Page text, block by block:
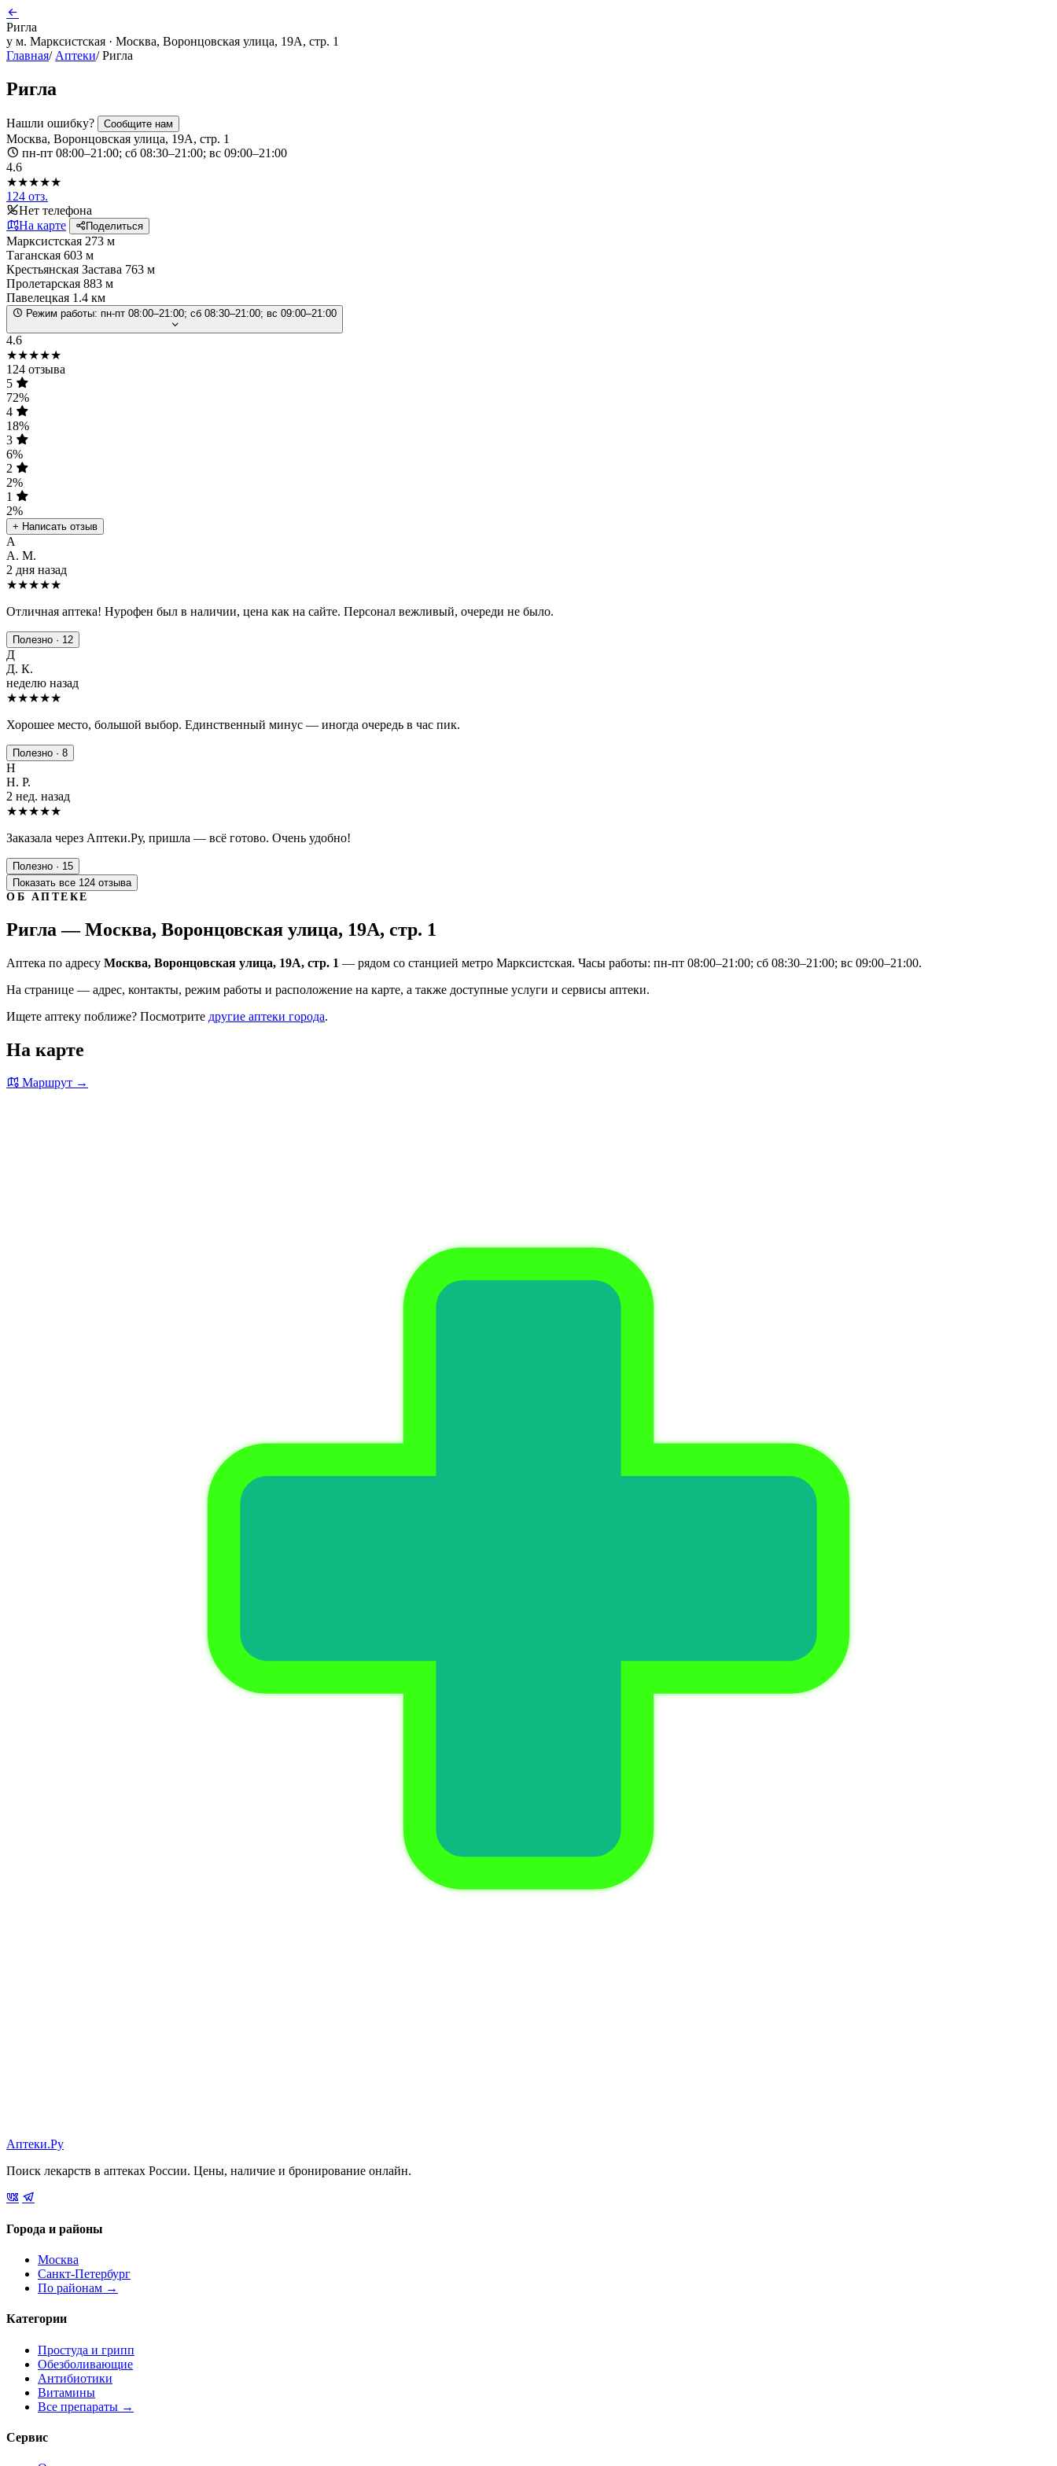
Ригла
у м. Марксистская · Москва, Воронцовская улица, 19А, стр. 1
Главная/ Аптеки/ Ригла
Ригла
Нашли ошибку? Сообщите нам
Москва, Воронцовская улица, 19А, стр. 1
пн-пт 08:00–21:00; сб 08:30–21:00; вс 09:00–21:00
4.6
★★★★★
124 отз.
Нет телефона
На карте
Поделиться
Марксистская 273 м
Таганская 603 м
Крестьянская Застава 763 м
Пролетарская 883 м
Павелецкая 1.4 км
Режим работы: пн-пт 08:00–21:00; сб 08:30–21:00; вс 09:00–21:00
4.6
★★★★★
124 отзыва
5
72%
4
18%
3
6%
2
2%
1
2%
+ Написать отзыв
А
А. М.
2 дня назад
★★★★★
Отличная аптека! Нурофен был в наличии, цена как на сайте. Персонал вежливый, очереди не было.
Полезно · 12
Д
Д. К.
неделю назад
★★★★★
Хорошее место, большой выбор. Единственный минус — иногда очередь в час пик.
Полезно · 8
Н
Н. Р.
2 нед. назад
★★★★★
Заказала через Аптеки.Ру, пришла — всё готово. Очень удобно!
Полезно · 15
Показать все 124 отзыва
ОБ АПТЕКЕ
Ригла — Москва, Воронцовская улица, 19А, стр. 1
Аптека по адресу Москва, Воронцовская улица, 19А, стр. 1 — рядом со станцией метро Марксистская. Часы работы: пн-пт 08:00–21:00; сб 08:30–21:00; вс 09:00–21:00.
На странице — адрес, контакты, режим работы и расположение на карте, а также доступные услуги и сервисы аптеки.
Ищете аптеку поближе? Посмотрите другие аптеки города.
На карте
Маршрут →
Аптеки.Ру
Поиск лекарств в аптеках России. Цены, наличие и бронирование онлайн.
Города и районы
Москва
Санкт-Петербург
По районам →
Категории
Простуда и грипп
Обезболивающие
Антибиотики
Витамины
Все препараты →
Сервис